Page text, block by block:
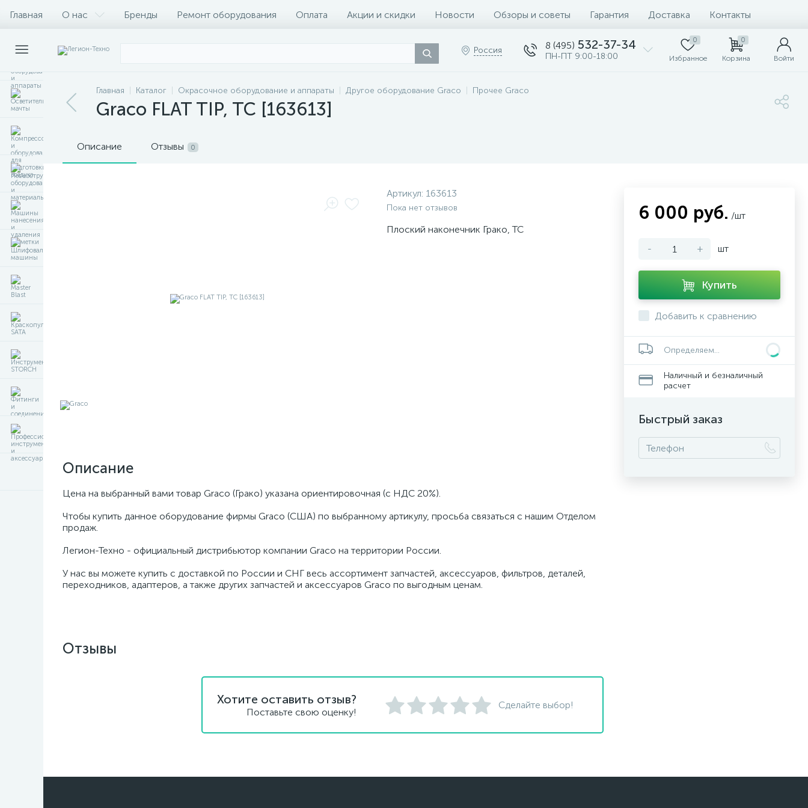
Главная О нас Бренды Ремонт оборудования Оплата Акции и скидки Новости Обзоры и советы Гарантия Доставка Контакты
Россия 8 (495) 532-37-34
ПН-ПТ 9:00-18:00
0
Избранное
0
Корзина Войти
Главная Каталог Окрасочное оборудование и аппараты Другое оборудование Graco Прочее Graco
Graco FLAT TIP, TC [163613]
Описание Отзывы 0
Артикул: 163613
Пока нет отзывов
Плоский наконечник Грако, TC
Описание
Цена на выбранный вами товар Graco (Грако) указана ориентировочная (с НДС 20%).
Чтобы купить данное оборудование фирмы Graco (США) по выбранному артикулу, просьба связаться с нашим Отделом
продаж.
Легион-Техно - официальный дистрибьютор компании Graco на территории России.
У нас вы можете купить с доставкой по России и СНГ весь ассортимент запчастей, аксессуаров, фильтров, деталей,
переходников, адаптеров, а также других запчастей и аксессуаров Graco по выгодным ценам.
6 000 руб. /шт
- + шт
Купить
Добавить к сравнению
Определяем...
Наличный и безналичный
расчет
Быстрый заказ
Отзывы
Хотите оставить отзыв?
Поставьте свою оценку!
Сделайте выбор!